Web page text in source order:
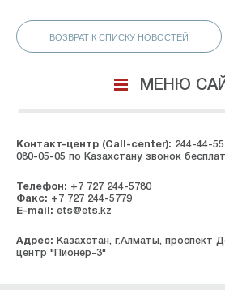
ВОЗВРАТ К СПИСКУ НОВОСТЕЙ
МЕНЮ
Контакт-центр (Call-center): 244-44-
080-05-05 по Казахстану звонок
Телефон: +7 727 244-5780
Факс: +7 727 244-5779
E-mail: ets@ets.kz
Адрес: Казахстан, г.Алматы, проспект
центр "Пионер-3"